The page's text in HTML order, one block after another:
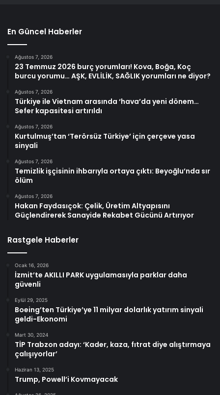
En Güncel Haberler
Ağustos 7, 2026
23 Temmuz 2026 burç yorumları! Kova, Boğa, Koç
burcu yorumu… AŞK, EVLİLİK, SAĞLIK yorumları ne diyor?
Ağustos 7, 2026
Türkiye ile Vietnam arasında ‘hava’da yeni dönem…
Sefer kapasitesi artırıldı
Ağustos 7, 2026
Kurtulmuş’tan ‘Terörsüz Türkiye’ için çerçeve yasa
sinyali
Ağustos 7, 2026
Temizlik işçisinin ihbarıyla ortaya çıktı: Beyoğlu’nda sır
ölüm
Ağustos 7, 2026
Hakan Faydasıçok: Çelik, Üretim Altyapısını
Güçlendirerek Sanayide Rekabet Gücünü Artırıyor
Rastgele Haberler
Ocak 16, 2026
İzmit’te AKILLI PARK uygulamasıyla parklar daha
güvenli
Eylül 29, 2025
Boeing’ten Türkiye’ye 11 milyar dolarlık yatırım sinyali
geldi-Ekonomi
Mart 30, 2024
TİP Trabzon adayı: ‘Kader, kaza, fıtrat diye alıştırmaya
çalışıyorlar’
Haziran 13, 2025
Trump, Powell’i Kovmayacak